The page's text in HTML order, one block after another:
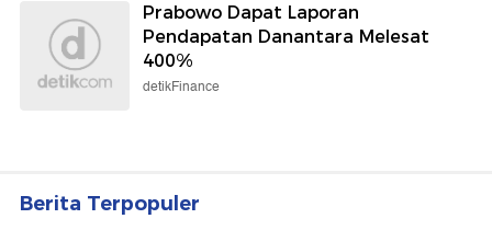
Prabowo Dapat Laporan
Pendapatan Danantara Melesat
400%
detikFinance
Berita Terpopuler